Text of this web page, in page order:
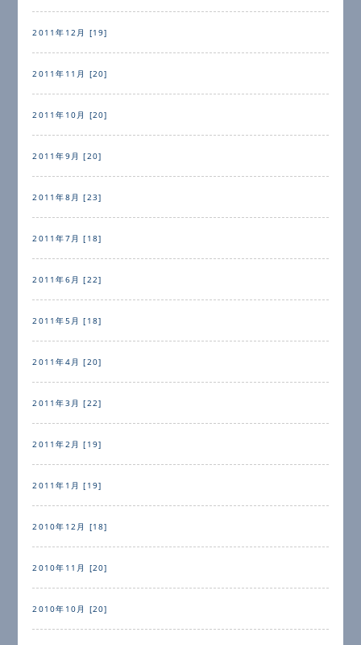
2011年12月 [19]
2011年11月 [20]
2011年10月 [20]
2011年9月 [20]
2011年8月 [23]
2011年7月 [18]
2011年6月 [22]
2011年5月 [18]
2011年4月 [20]
2011年3月 [22]
2011年2月 [19]
2011年1月 [19]
2010年12月 [18]
2010年11月 [20]
2010年10月 [20]